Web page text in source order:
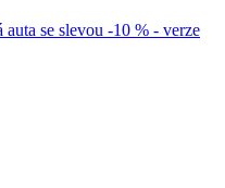
se slevou -10 % - verze